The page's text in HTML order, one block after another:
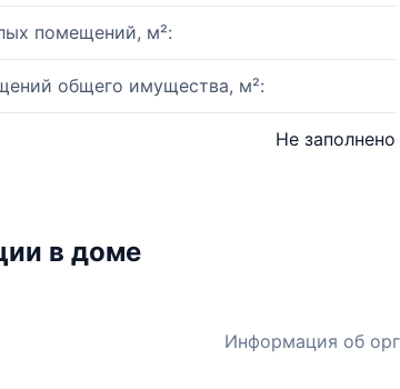
помещений, м²:
общего имущества, м²:
Не заполнено
в доме
Информация об